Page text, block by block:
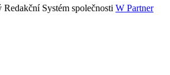
Redakční Systém společnosti W Partner